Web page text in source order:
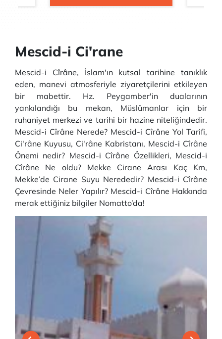
Mescid-i Ci'rane
Mescid-i Cîrâne, İslam'ın kutsal tarihine tanıklık
eden, manevi atmosferiyle ziyaretçilerini etkileyen
bir mabettir. Hz. Peygamber'in dualarının
yankılandığı bu mekan, Müslümanlar için bir
ruhaniyet merkezi ve tarihi bir hazine niteliğindedir.
Mescid-i Cîrâne Nerede? Mescid-i Cîrâne Yol Tarifi,
Ci'râne Kuyusu, Ci'râne Kabristanı, Mescid-i Cîrâne
Önemi nedir? Mescid-i Cîrâne Özellikleri, Mescid-i
Cîrâne Ne oldu? Mekke Cirane Arası Kaç Km,
Mekke’de Cirane Suyu Nerededir? Mescid-i Cîrâne
Çevresinde Neler Yapılır? Mescid-i Cîrâne Hakkında
merak ettiğiniz bilgiler Nomatto’da!